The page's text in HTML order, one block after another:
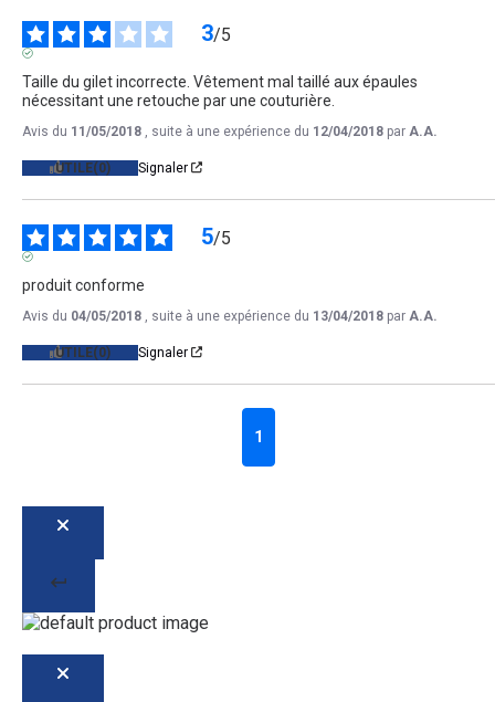
3/5
Taille du gilet incorrecte. Vêtement mal taillé aux épaules
nécessitant une retouche par une couturière.
Avis du 11/05/2018 , suite à une expérience du 12/04/2018 par A.A.
UTILE(0) Signaler
5/5
produit conforme
Avis du 04/05/2018 , suite à une expérience du 13/04/2018 par A.A.
UTILE(0) Signaler
1